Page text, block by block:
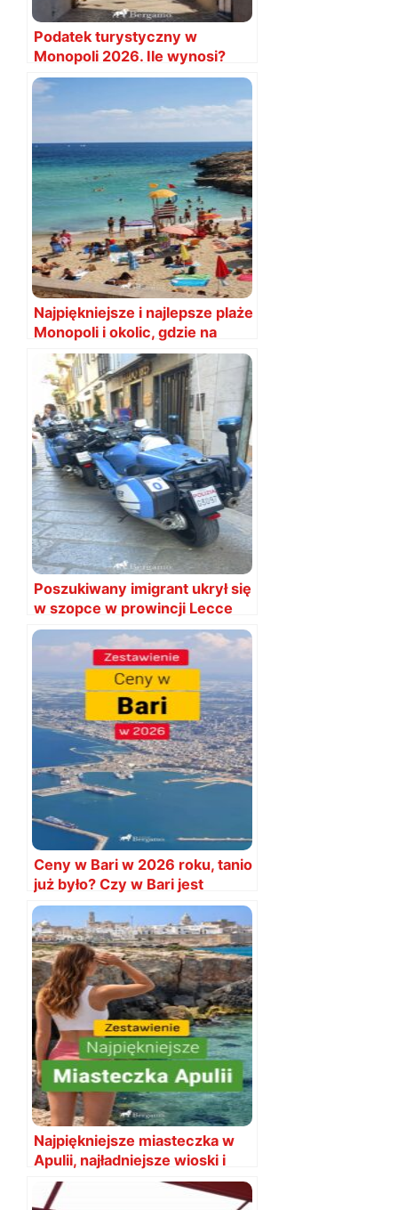
Podatek turystyczny w
Monopoli 2026. Ile wynosi?
Najpiękniejsze i najlepsze plaże
Monopoli i okolic, gdzie na
plażę?
Poszukiwany imigrant ukrył się
w szopce w prowincji Lecce
Ceny w Bari w 2026 roku, tanio
już było? Czy w Bari jest
drogo?
Najpiękniejsze miasteczka w
Apulii, najładniejsze wioski i
miasta